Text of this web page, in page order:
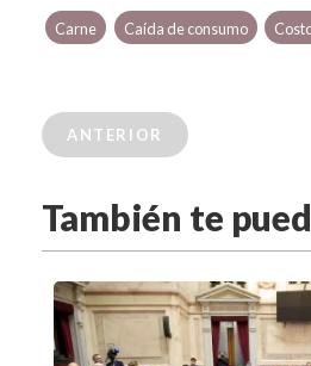
Carne Caída de consumo
ANTERIOR
También te